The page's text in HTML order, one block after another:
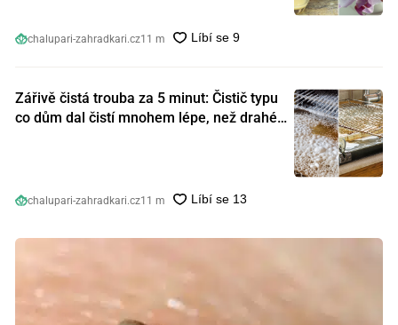
chalupari-zahradkari.cz11 m
Zářivě čistá trouba za 5 minut: Čistič typu
co dům dal čistí mnohem lépe, než drahé
chalupari-zahradkari.cz11 m